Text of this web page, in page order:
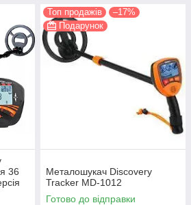
36
Топ продажів
–17%
Подарунок
Металошукач Discovery
Tracker MD-1012
Готово до відправки